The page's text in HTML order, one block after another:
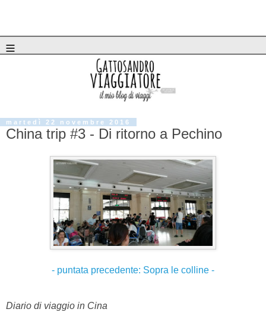
≡
martedì 22 novembre 2016
China trip #3 - Di ritorno a Pechino
- puntata precedente: Sopra le colline -
Diario di viaggio in Cina